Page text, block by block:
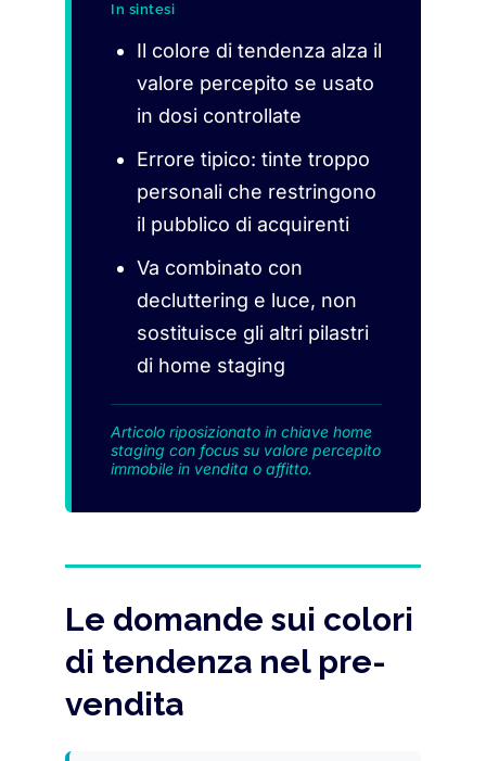
In sintesi
Il colore di tendenza alza il
valore percepito se usato
in dosi controllate
Errore tipico: tinte troppo
personali che restringono
il pubblico di acquirenti
Va combinato con
decluttering e luce, non
sostituisce gli altri pilastri
di home staging
Articolo riposizionato in chiave home
staging con focus su valore percepito
immobile in vendita o affitto.
Le domande sui colori
di tendenza nel pre-
vendita